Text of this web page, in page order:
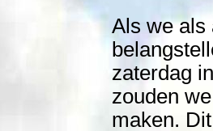
Als we als
zaterdag
zouden
maken.